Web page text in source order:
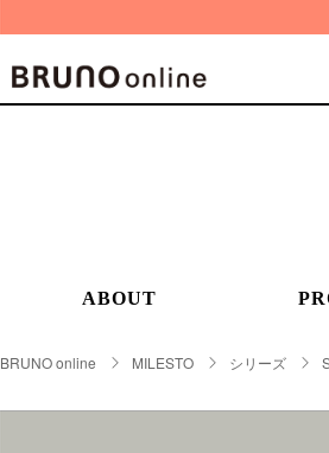
ブランド一覧
食器
ABOUT
BRUNO online MILESTO シリーズ